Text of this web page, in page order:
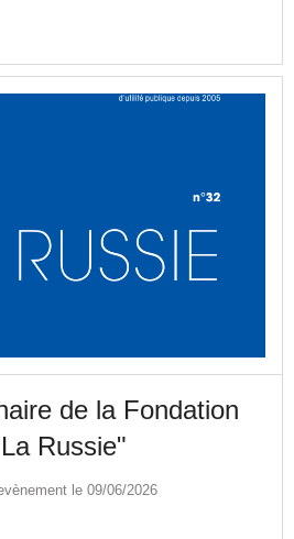
de la Fondation
Russie"
le 09/06/2026